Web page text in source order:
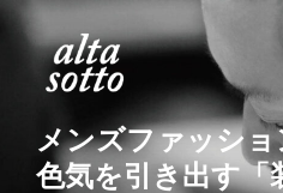
メンズファッシ
色気を引き出す「